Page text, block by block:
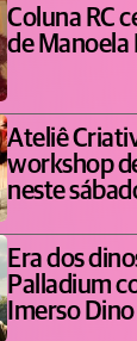
Coluna RC
de Manoela
Ateliê
workshop
neste
Era dos
Palladium
Imerso